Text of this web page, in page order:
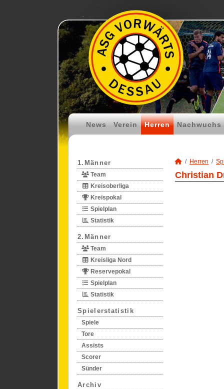
News Verein Herren Nachwuchs
1.Männer
Team
Kreisoberliga
Kreispokal
Spielplan
Statistik
2.Männer
Team
Kreisliga Nord
Reservepokal
Spielplan
Statistik
Spielerstatistik
Spiele
Tore
Assists
Scorer
Sünder
Archiv
Herren
Christian